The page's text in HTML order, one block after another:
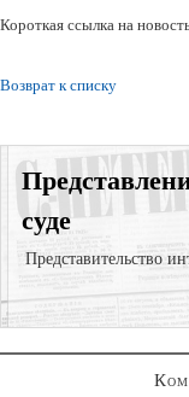
Короткая ссылка на
Возврат к списку
суде
Представительство
Взысказние
Суд по договору